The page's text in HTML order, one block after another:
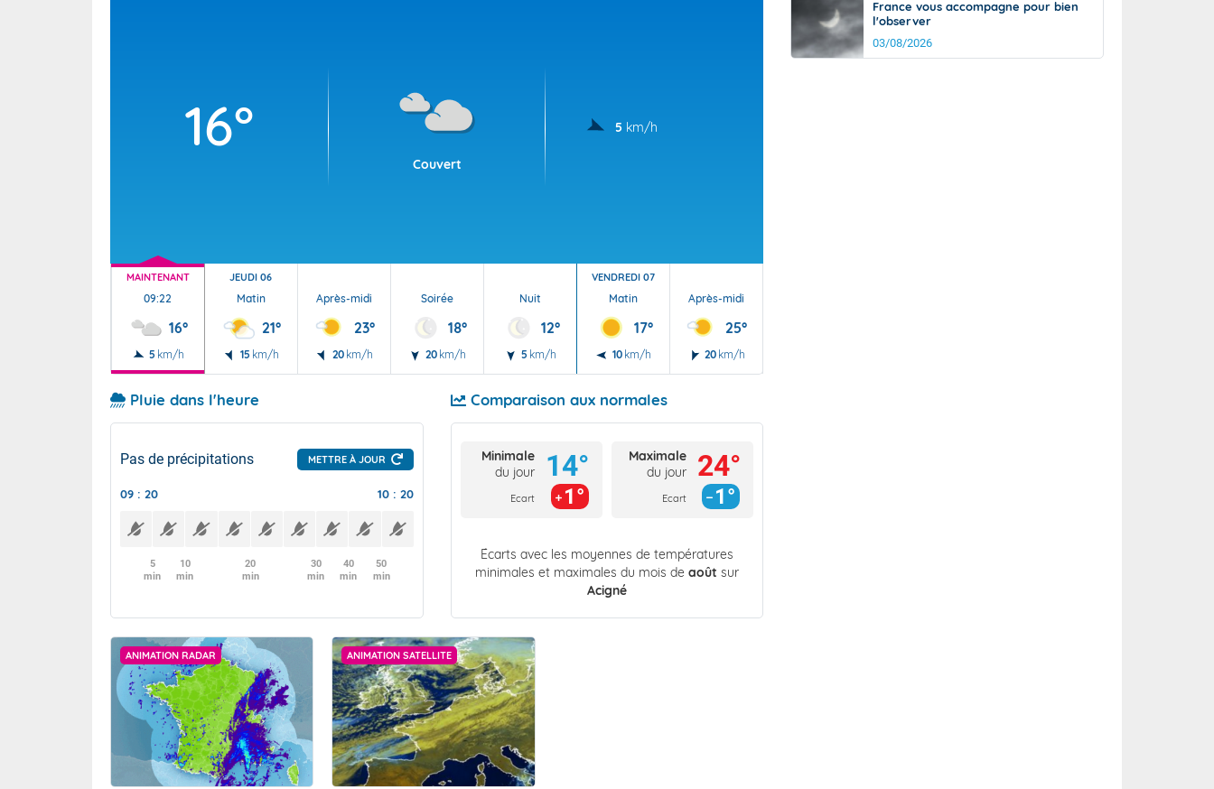
16°
Couvert
5 km/h
MAINTENANT
09:22
16°
5 km/h
JEUDI 06
Matin
21°
15 km/h
Après-midi
23°
20 km/h
Soirée
18°
20 km/h
Nuit
12°
5 km/h
VENDREDI 07
Matin
17°
10 km/h
Après-midi
25°
20 km/h
Pluie dans l'heure
Pas de précipitations METTRE À JOUR
09 : 20 10 : 20
5
min
10
min
20
min
30
min
40
min
50
min
Comparaison aux normales
Minimale
du jour
Ecart
14°
1°
Maximale
du jour
Ecart
24°
1°
Écarts avec les moyennes de températures
minimales et maximales du mois de août sur
Acigné
ANIMATION RADAR ANIMATION SATELLITE
France vous accompagne pour bien
l'observer
03/08/2026